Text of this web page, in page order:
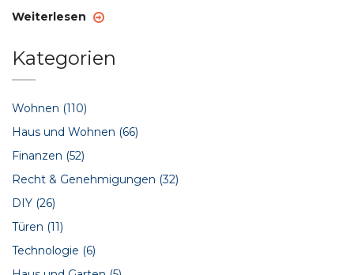
Weiterlesen
Kategorien
Wohnen (110)
Haus und Wohnen (66)
Finanzen (52)
Recht & Genehmigungen (32)
DIY (26)
Türen (11)
Technologie (6)